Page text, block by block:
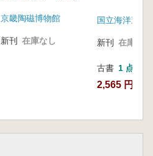
京畿陶磁博物館
新刊 在庫なし
国立海洋遺物
新刊 在庫なし
古書 1 点
2,565 円